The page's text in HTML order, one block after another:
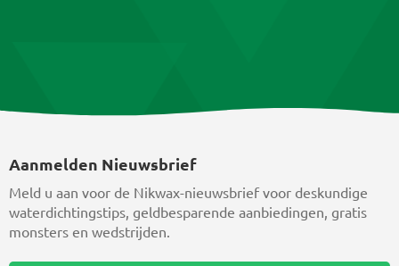
Aanmelden Nieuwsbrief
Meld u aan voor de Nikwax-nieuwsbrief voor deskundige
waterdichtingstips, geldbesparende aanbiedingen, gratis
monsters en wedstrijden.